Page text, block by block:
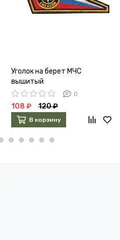
Уголок на берет МЧС
вышитый
0
108 ₽ 120 ₽
В корзину